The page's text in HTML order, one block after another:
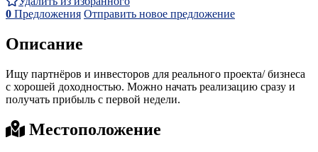
0 Предложения Отправить новое предложение
Описание
Ищу партнёров и инвесторов для реального проекта/ бизнеса
с хорошей доходностью. Можно начать реализацию сразу и
получать прибыль с первой недели.
Местоположение